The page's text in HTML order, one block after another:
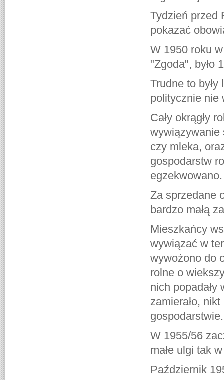
Tydzień przed
pokazać
W 1950 roku
"Zgoda", było
Trudne to
politycznie nie
Cały okrągły
wywiązywanie
czy mleka,
gospodarstw
Za sprzedane
bardzo małą
Mieszkańcy
wywiązać w
wywożono do
rolne o
nich popadały
zamierało,
gospodarstwie.
W 1955/56
małe ulgi tak
Październik